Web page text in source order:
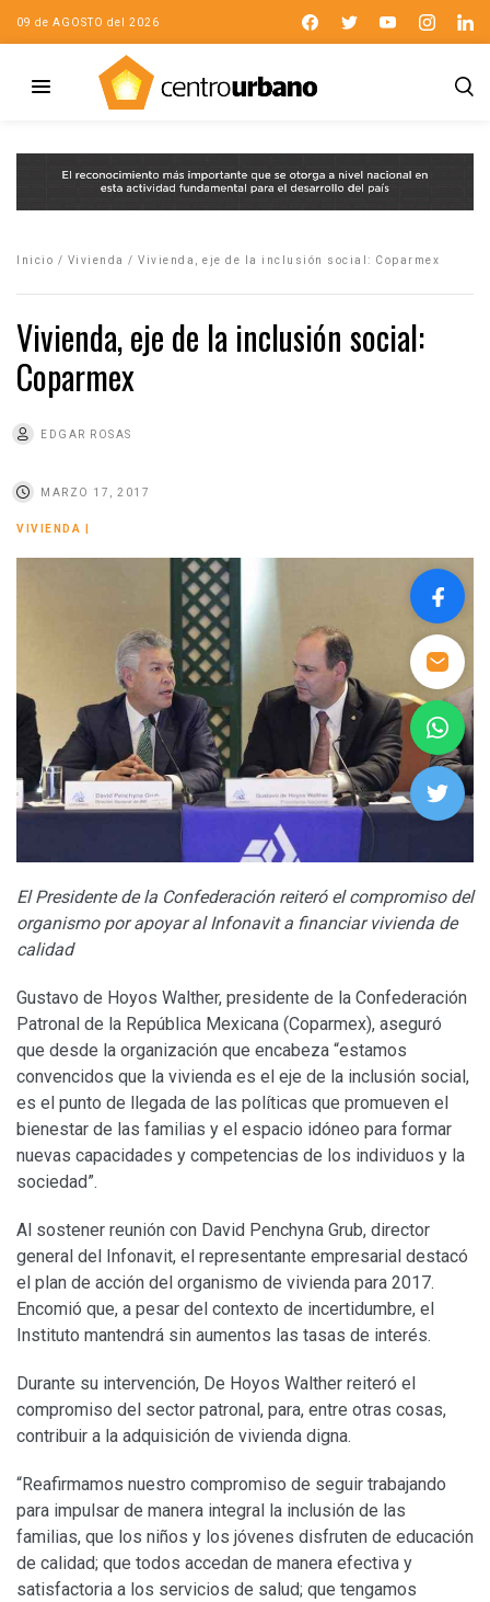
09 de AGOSTO del 2026
Inicio / Vivienda / Vivienda, eje de la inclusión social: Coparmex
Vivienda, eje de la inclusión social:
Coparmex
EDGAR ROSAS
MARZO 17, 2017
VIVIENDA
El Presidente de la Confederación reiteró el compromiso del
organismo por apoyar al Infonavit a financiar vivienda de
calidad
Gustavo de Hoyos Walther, presidente de la Confederación
Patronal de la República Mexicana (Coparmex), aseguró
que desde la organización que encabeza “estamos
convencidos que la vivienda es el eje de la inclusión social,
es el punto de llegada de las políticas que promueven el
bienestar de las familias y el espacio idóneo para formar
nuevas capacidades y competencias de los individuos y la
sociedad”.
Al sostener reunión con David Penchyna Grub, director
general del Infonavit, el representante empresarial destacó
el plan de acción del organismo de vivienda para 2017.
Encomió que, a pesar del contexto de incertidumbre, el
Instituto mantendrá sin aumentos las tasas de interés.
Durante su intervención, De Hoyos Walther reiteró el
compromiso del sector patronal, para, entre otras cosas,
contribuir a la adquisición de vivienda digna.
“Reafirmamos nuestro compromiso de seguir trabajando
para impulsar de manera integral la inclusión de las
familias, que los niños y los jóvenes disfruten de educación
de calidad; que todos accedan de manera efectiva y
satisfactoria a los servicios de salud; que tengamos